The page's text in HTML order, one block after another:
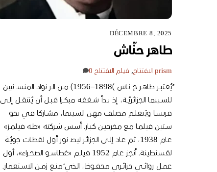
DÉCEMBRE 8, 2025
طاهر حنّاش
prism الافتتاح, فيلم الافتتاح 0
ُيُعتبــر طاهــر ح نــاش )1898–1956) مــن الــر نواد المنســ نيين
للســينما الجزائريُــة، إذ بــدأ شــغفه مبكــرا قبــل أن يُنتقــل إلــى
فرنســا ويُتعلــم مختلـف مهـن السـينما، مشـاركا في نحو
سـتين فيلمـا مـع مخرجيـن كبـار. أسـس شـركته «طـه فيلمـز»
عـام 1938، ثـم عـاد إلـى الجزائـر ليصـ نور أول لقطـات جويُـة
لقسـنطينة. أنجـز عـام 1952 فيلــم «غطاســو الصحــراء»، أول
عمــل روائــي جزائــري محفــوظ، الــذي ُمنــع زمــن الاســتعمار.